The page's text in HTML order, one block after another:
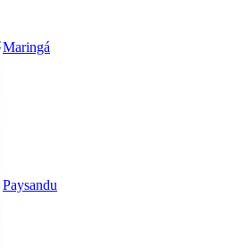
Maringá
Paysandu